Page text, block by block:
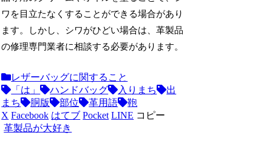
ワを目立たなくすることができる場合があり
ます。しかし、シワがひどい場合は、革製品
の修理専門業者に相談する必要があります。
レザーバッグに関すること
「は」
ハンドバッグ 入りまち
出
まち
胴版 部位 革用語
鞄
X Facebook はてブ Pocket LINE コピー
革製品が大好き